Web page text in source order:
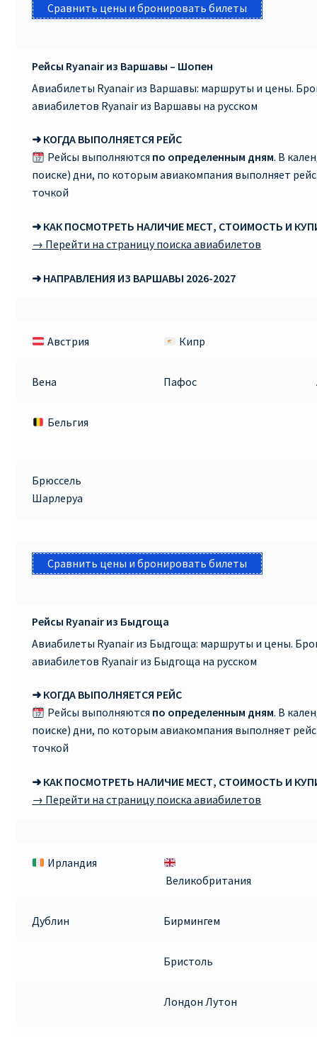
ПРОВОЗ БАГАЖА RYANAIR – ПРАВИЛА
РАЙАНЭЙР НА РУССКОМ | КНФТФШК
РЕГИСТРАЦИЯ НА РЕЙС RYANAIR
Регистрация ребенка на рейс RYANAIR
Рождественские направления от € 9
Сравнить цены и бронировать билеты
Рейсы Ryanair из Варшавы – Шопен
Авиабилеты Ryanair из Варшавы: маршруты и цены.
авиабилетов Ryanair из Варшавы на русском
➜ КОГДА ВЫПОЛНЯЕТСЯ РЕЙС
Рейсы выполняются по определенным дням. В
поиске) дни, по которым авиакомпания выполняет
точкой
➜ КАК ПОСМОТРЕТЬ НАЛИЧИЕ МЕСТ, СТОИМОСТЬ И
→ Перейти на страницу поиска авиабилетов
➜ НАПРАВЛЕНИЯ ИЗ ВАРШАВЫ 2026-2027
Австрия Кипр
Вена Пафос
Бельгия
Брюссель
Шарлеруа
Сравнить цены и бронировать билеты
Рейсы Ryanair из Быдгоща
Авиабилеты Ryanair из Быдгоща: маршруты и цены.
авиабилетов Ryanair из Быдгоща на русском
➜ КОГДА ВЫПОЛНЯЕТСЯ РЕЙС
Рейсы выполняются по определенным дням. В
поиске) дни, по которым авиакомпания выполняет
точкой
➜ КАК ПОСМОТРЕТЬ НАЛИЧИЕ МЕСТ, СТОИМОСТЬ И
→ Перейти на страницу поиска авиабилетов
Ирландия
Великобритания
Дублин Бирмингем
Бристоль
Лондон Лутон